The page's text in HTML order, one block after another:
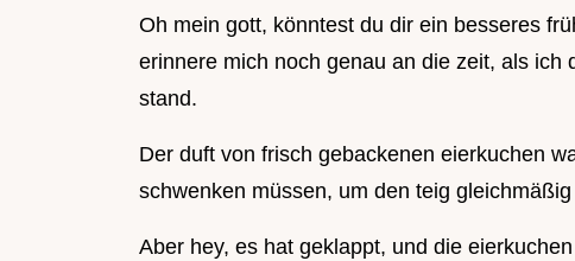
Oh mein gott, könntest du dir ein besseres
erinnere mich noch genau an die zeit, als
stand.
Der duft von frisch gebackenen eierkuchen
schwenken müssen, um den teig
Aber hey, es hat geklappt, und die